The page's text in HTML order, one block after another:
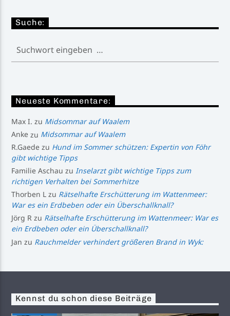
Suche:
Neueste Kommentare:
Max I. zu Midsommar auf Waalem
Anke zu Midsommar auf Waalem
R.Gaede zu Hund im Sommer schützen: Expertin von Föhr
gibt wichtige Tipps
Familie Aschau zuInselarzt gibt wichtige Tipps zum
richtigen Verhalten bei Sommerhitze
Thorben L zu Rätselhafte Erschütterung im Wattenmeer:
War es ein Erdbeben oder ein Überschallknall?
Jörg R zu Rätselhafte Erschütterung im Wattenmeer: War es
ein Erdbeben oder ein Überschallknall?
Jan zu Rauchmelder verhindert größeren Brand in Wyk:
Kennst du schon diese Beiträge